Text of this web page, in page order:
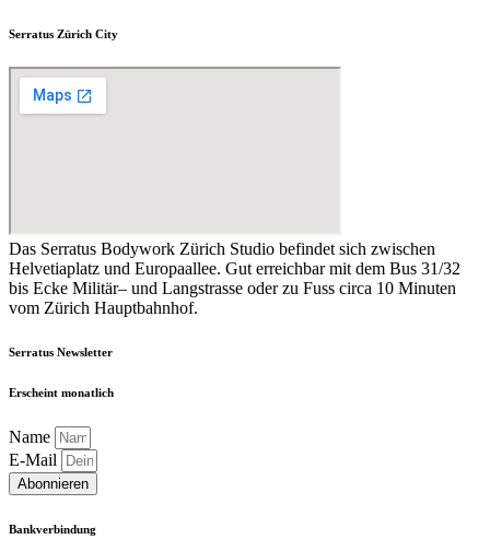
Serratus Zürich City
Das Serratus Bodywork Zürich Studio befindet sich zwischen
Helvetiaplatz und Europaallee. Gut erreichbar mit dem Bus 31/32
bis Ecke Militär– und Langstrasse oder zu Fuss circa 10 Minuten
vom Zürich Hauptbahnhof.
Serratus Newsletter
Erscheint monatlich
Name
E-Mail
Abonnieren
Bankverbindung